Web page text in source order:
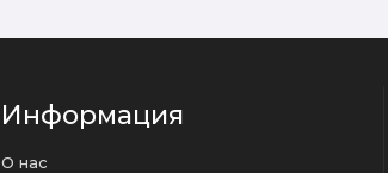
Информация
О нас